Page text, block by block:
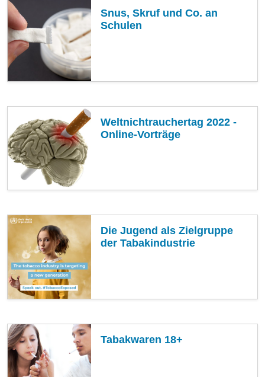
Snus, Skruf und Co. an
Schulen
Weltnichtrauchertag 2022 -
Online-Vorträge
Die Jugend als Zielgruppe
der Tabakindustrie
Tabakwaren 18+